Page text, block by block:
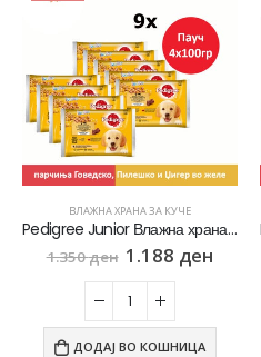
ВЛАЖНА ХРАНА ЗА КУЧЕ
Pedigree Junior Влажна храна за Кученца во раст [сет 9х Кесичка 4×100гр]
1.350ден 1.188 ден
ДОДАЈ ВО КОШНИЦА